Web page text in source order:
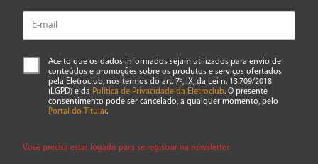
Aceito que os dados informados sejam utilizados para envio de
conteúdos e promoções sobre os produtos e serviços ofertados
pela Eletroclub, nos termos do art. 7º, IX, da Lei n. 13.709/2018
(LGPD) e da Política de Privacidade da Eletroclub. O presente
consentimento pode ser cancelado, a qualquer momento, pelo
Portal do Titular.
Você precisa estar logado para se registrar na newsletter